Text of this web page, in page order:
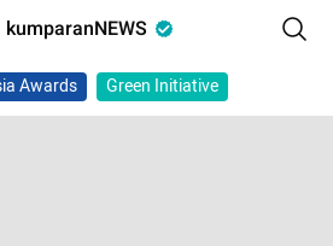
kumparanNEWS
Awards Green Initiative